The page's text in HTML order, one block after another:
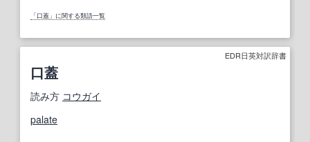
「口蓋」に関する類語一覧
EDR日英対訳辞書
口蓋
読み方 コウガイ
palate